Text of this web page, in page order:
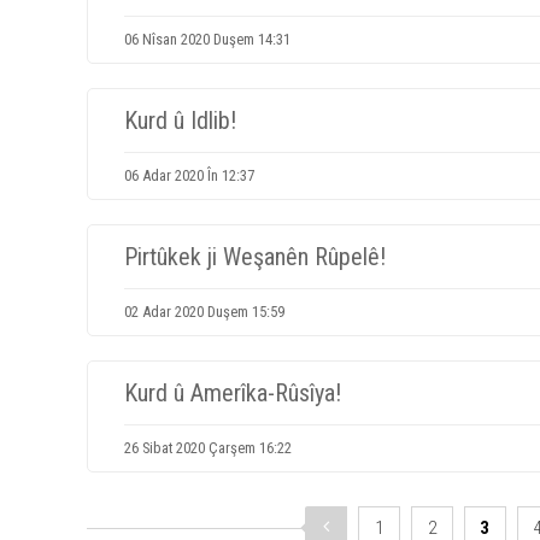
06 Nîsan 2020 Duşem 14:31
Kurd û Idlib!
06 Adar 2020 În 12:37
Pirtûkek ji Weşanên Rûpelê!
02 Adar 2020 Duşem 15:59
Kurd û Amerîka-Rûsîya!
26 Sibat 2020 Çarşem 16:22
1 2 3